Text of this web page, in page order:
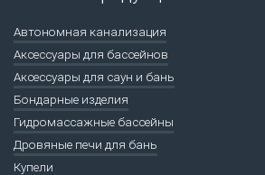
Автономная канализация
Аксессуары для бассейнов
Аксессуары для саун и бань
Бондарные изделия
Гидромассажные бассейны
Дровяные печи для бань
Купели